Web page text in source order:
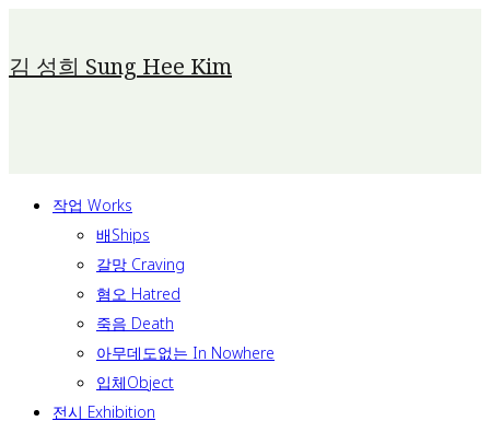
Content
김 성희 Sung Hee Kim
작업 Works
배Ships
갈망 Craving
혐오 Hatred
죽음 Death
아무데도없는 In Nowhere
입체Object
전시 Exhibition